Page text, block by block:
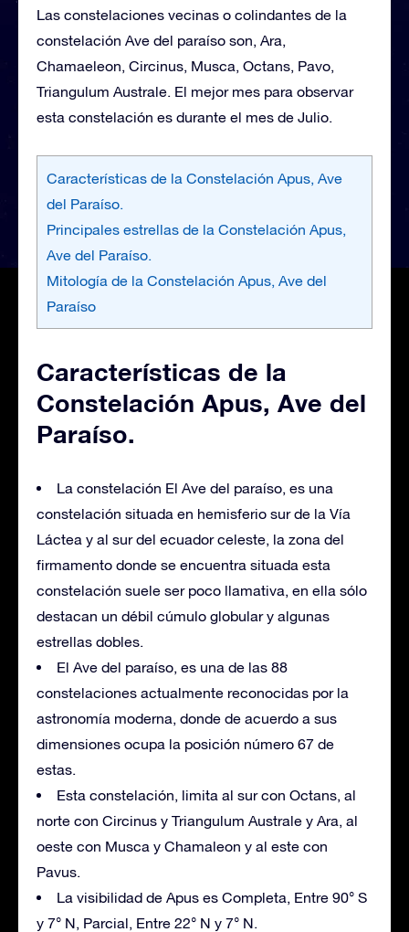
Las constelaciones vecinas o colindantes de la
constelación Ave del paraíso son, Ara,
Chamaeleon, Circinus, Musca, Octans, Pavo,
Triangulum Australe. El mejor mes para observar
esta constelación es durante el mes de Julio.
Características de la Constelación Apus, Ave
del Paraíso.
Principales estrellas de la Constelación Apus,
Ave del Paraíso.
Mitología de la Constelación Apus, Ave del
Paraíso
Características de la
Constelación Apus, Ave del
Paraíso.
La constelación El Ave del paraíso, es una
constelación situada en hemisferio sur de la Vía
Láctea y al sur del ecuador celeste, la zona del
firmamento donde se encuentra situada esta
constelación suele ser poco llamativa, en ella sólo
destacan un débil cúmulo globular y algunas
estrellas dobles.
El Ave del paraíso, es una de las 88
constelaciones actualmente reconocidas por la
astronomía moderna, donde de acuerdo a sus
dimensiones ocupa la posición número 67 de
estas.
Esta constelación, limita al sur con Octans, al
norte con Circinus y Triangulum Australe y Ara, al
oeste con Musca y Chamaleon y al este con
Pavus.
La visibilidad de Apus es Completa, Entre 90° S
y 7° N, Parcial, Entre 22° N y 7° N.